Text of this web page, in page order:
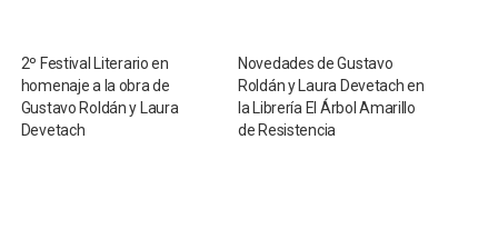
2º Festival Literario en
homenaje a la obra de
Gustavo Roldán y Laura
Devetach
Novedades de Gustavo
Roldán y Laura Devetach en
la Librería El Árbol Amarillo
de Resistencia